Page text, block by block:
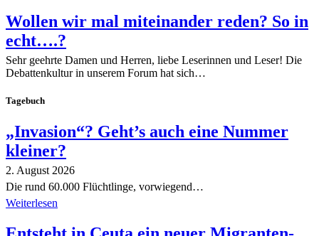
Wollen wir mal miteinander reden? So in
echt….?
Sehr geehrte Damen und Herren, liebe Leserinnen und Leser! Die
Debattenkultur in unserem Forum hat sich…
Tagebuch
„Invasion“? Geht’s auch eine Nummer
kleiner?
2. August 2026
Die rund 60.000 Flüchtlinge, vorwiegend…
Weiterlesen